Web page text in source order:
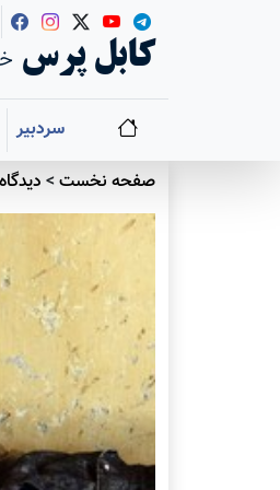
کابل پرس
سردبیر
صفحه نخست> دیدگاه